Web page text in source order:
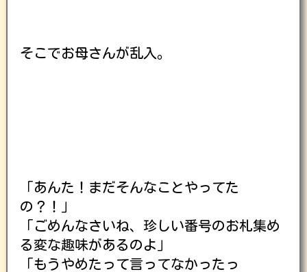
そこでお母さんが乱入。
「あんた！まだそんなことやってた
の？！」
「ごめんなさいね、珍しい番号のお札集め
る変な趣味があるのよ」
「もうやめたって言ってなかったっ